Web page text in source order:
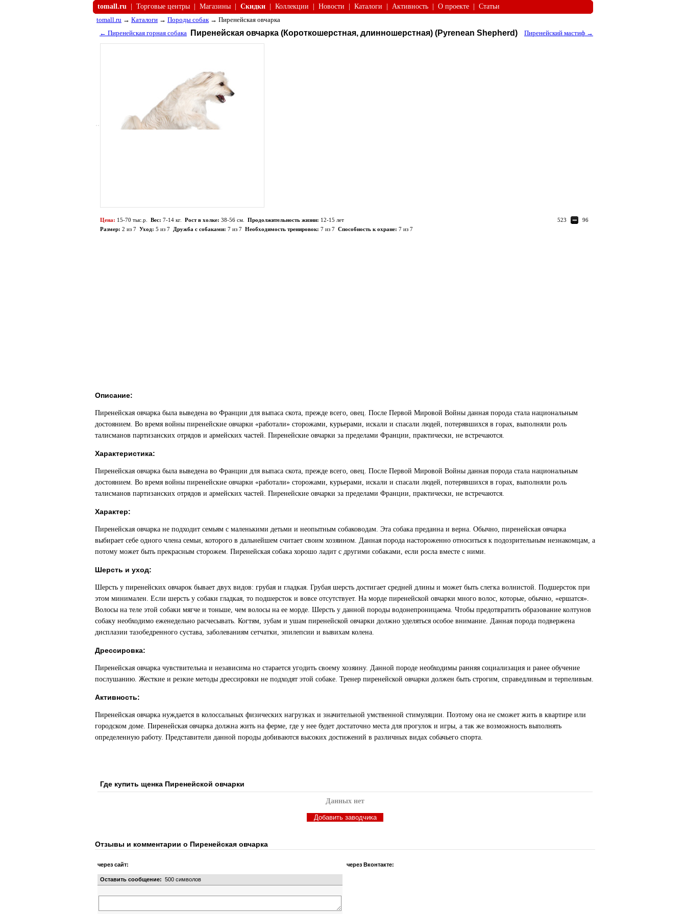
tomall.ru Торговые центры Магазины Скидки Коллекции Новости Каталоги Активность О проекте
Статьи
tomall.ru → Каталоги → Породы собак→ Пиренейская овчарка
← Пиренейская горная собака
Пиренейская овчарка (Короткошерстная, длинношерстная) (Pyrenean Shepherd) Пиренейский мастиф →
Цена: 15-70 тыс.р. Вес: 7-14 кг. Рост в холке: 38-56 см. Продолжительность жизни: 12-15 лет
Размер: 2 из 7 Уход: 5 из 7 Дружба с собаками: 7 из 7 Необходимость тренировок: 7 из 7 Способность к охране: 7 из 7
523 96
Описание:
Пиренейская овчарка была выведена во Франции для выпаса скота, прежде всего, овец. После Первой Мировой Войны данная порода стала национальным
достоянием. Во время войны пиренейские овчарки «работали» сторожами, курьерами, искали и спасали людей, потерявшихся в горах, выполняли роль
талисманов партизанских отрядов и армейских частей. Пиренейские овчарки за пределами Франции, практически, не встречаются.
Характеристика:
Пиренейская овчарка была выведена во Франции для выпаса скота, прежде всего, овец. После Первой Мировой Войны данная порода стала национальным
достоянием. Во время войны пиренейские овчарки «работали» сторожами, курьерами, искали и спасали людей, потерявшихся в горах, выполняли роль
талисманов партизанских отрядов и армейских частей. Пиренейские овчарки за пределами Франции, практически, не встречаются.
Характер:
Пиренейская овчарка не подходит семьям с маленькими детьми и неопытным собаководам. Эта собака преданна и верна. Обычно, пиренейская овчарка
выбирает себе одного члена семьи, которого в дальнейшем считает своим хозяином. Данная порода настороженно относиться к подозрительным незнакомцам, а
потому может быть прекрасным сторожем. Пиренейская собака хорошо ладит с другими собаками, если росла вместе с ними.
Шерсть и уход:
Шерсть у пиренейских овчарок бывает двух видов: грубая и гладкая. Грубая шерсть достигает средней длины и может быть слегка волнистой. Подшерсток при
этом минимален. Если шерсть у собаки гладкая, то подшерсток и вовсе отсутствует. На морде пиренейской овчарки много волос, которые, обычно, «ершатся».
Волосы на теле этой собаки мягче и тоньше, чем волосы на ее морде. Шерсть у данной породы водонепроницаема. Чтобы предотвратить образование колтунов
собаку необходимо еженедельно расчесывать. Когтям, зубам и ушам пиренейской овчарки должно уделяться особое внимание. Данная порода подвержена
дисплазии тазобедренного сустава, заболеваниям сетчатки, эпилепсии и вывихам колена.
Дрессировка:
Пиренейская овчарка чувствительна и независима но старается угодить своему хозяину. Данной породе необходимы ранняя социализация и ранее обучение
послушанию. Жесткие и резкие методы дрессировки не подходят этой собаке. Тренер пиренейской овчарки должен быть строгим, справедливым и терпеливым.
Активность:
Пиренейская овчарка нуждается в колоссальных физических нагрузках и значительной умственной стимуляции. Поэтому она не сможет жить в квартире или
городском доме. Пиренейская овчарка должна жить на ферме, где у нее будет достаточно места для прогулок и игры, а так же возможность выполнять
определенную работу. Представители данной породы добиваются высоких достижений в различных видах собачьего спорта.
Где купить щенка Пиренейской овчарки
Данных нет
Отзывы и комментарии о Пиренейская овчарка
через сайт: через Вконтакте:
Оставить сообщение: 500 символов